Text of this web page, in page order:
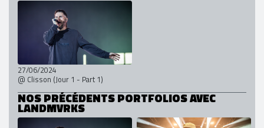
27/06/2024
@ Clisson (Jour 1 - Part 1)
NOS PRÉCÉDENTS PORTFOLIOS AVEC
LANDMVRKS